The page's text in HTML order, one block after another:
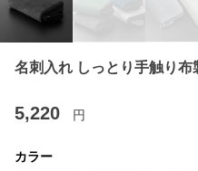
名刺入れ しっとり手触り布
5,220 円
カラー